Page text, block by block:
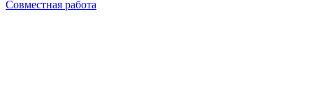
Совместная работа